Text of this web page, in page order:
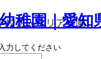
稚園｜愛知
力してください